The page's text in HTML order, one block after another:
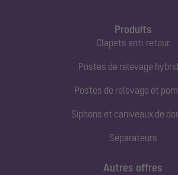
Produits
Clapets anti-retour
Postes de relevage
Postes de relevage et
Siphons et caniveaux de
Séparateurs
Autres offres